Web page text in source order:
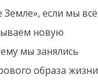
если мы всё
новую
мы занялись
образа жизни